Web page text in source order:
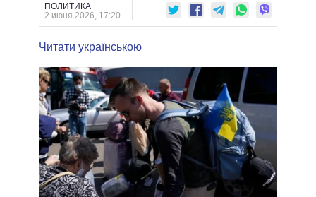
ГЛАВЫ ОБЛАДМИНИСТРАЦИЙ
МЭРЫ
ВСЕ ПЕРСОНЫ
СРАВНЕНИЕ ПОЛИТИКОВ
ПОЛИТИКА
2 июня 2026, 17:20
Читати українською